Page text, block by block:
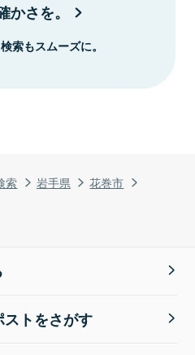
索 岩手県
花巻市
さを。
索もスムーズに。
トをさがす